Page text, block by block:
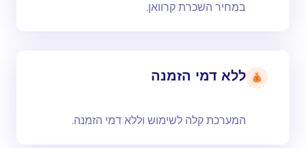
במחיר השכרת קרוואן.
ללא דמי הזמנה
המערכת קלה לשימוש וללא דמי הזמנה.